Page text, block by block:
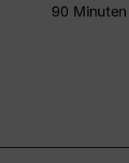
90 Minuten